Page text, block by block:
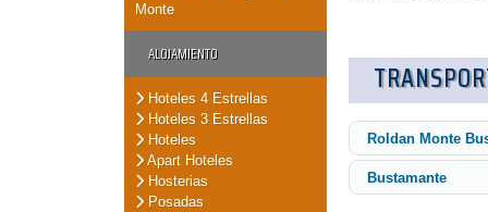
Monte
ALOJAMIENTO
Hoteles 4 Estrellas
Hoteles 3 Estrellas
Hoteles
Apart Hoteles
Hosterias
Posadas
Roldan Monte
Bustamante